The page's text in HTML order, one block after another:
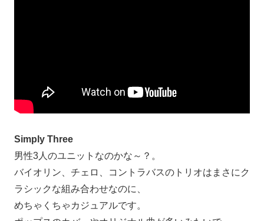
Simply Three
男性3人のユニットなのかな～？。
バイオリン、チェロ、コントラバスのトリオはまさにク
ラシックな組み合わせなのに、
めちゃくちゃカジュアルです。